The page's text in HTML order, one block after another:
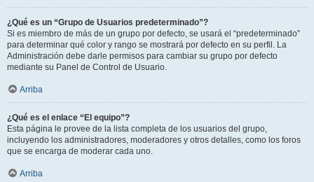
¿Qué es un “Grupo de Usuarios predeterminado”?
Si es miembro de más de un grupo por defecto, se usará el “predeterminado”
para determinar qué color y rango se mostrará por defecto en su perfil. La
Administración debe darle permisos para cambiar su grupo por defecto
mediante su Panel de Control de Usuario.
Arriba
¿Qué es el enlace “El equipo”?
Esta página le provee de la lista completa de los usuarios del grupo,
incluyendo los administradores, moderadores y otros detalles, como los foros
que se encarga de moderar cada uno.
Arriba